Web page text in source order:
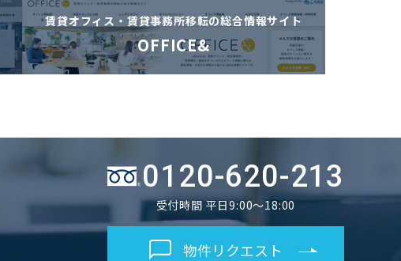
賃貸オフィス・賃貸事務所移転の総合情報サイト
OFFICE&
0120-620-213
受付時間 平日9:00～18:00
物件リクエスト